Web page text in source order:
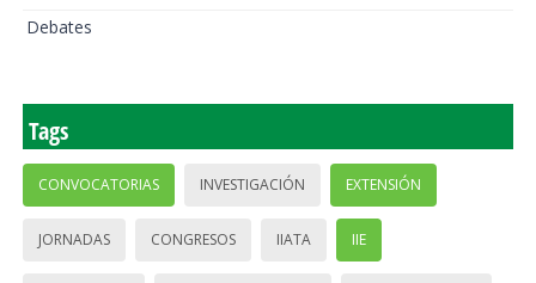
Debates
Tags
CONVOCATORIAS INVESTIGACIÓN EXTENSIÓN
JORNADAS CONGRESOS IIATA IIE